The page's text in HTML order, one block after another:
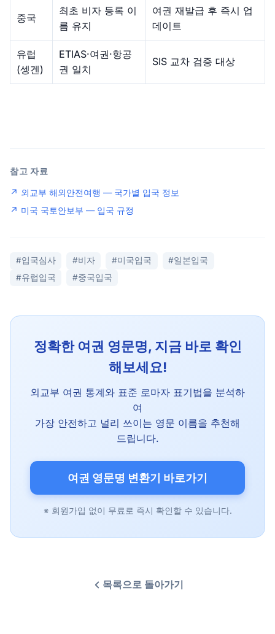
중국
최초 비자 등록 이
름 유지
여권 재발급 후 즉시 업
데이트
유럽
(셍겐)
ETIAS·여권·항공
권 일치
SIS 교차 검증 대상
참고 자료
↗ 외교부 해외안전여행 — 국가별 입국 정보
↗ 미국 국토안보부 — 입국 규정
#입국심사 #비자 #미국입국
#일본입국
#유럽입국
#중국입국
정확한 여권 영문명, 지금 바로 확인
해보세요!
외교부 여권 통계와 표준 로마자 표기법을 분석하
여
가장 안전하고 널리 쓰이는 영문 이름을 추천해
드립니다.
여권 영문명 변환기 바로가기
※ 회원가입 없이 무료로 즉시 확인할 수 있습니다.
목록으로 돌아가기